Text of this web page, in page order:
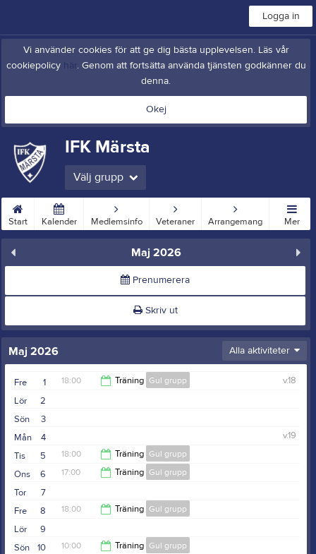
Logga in
Vi använder cookies för att ge dig bästa upplevelsen. Läs vår
cookiepolicy här. Genom att fortsätta använda tjänsten godkänner du
denna.
Okej
IFK Märsta
Välj grupp
Start Kalender Medlemsinfo Veteraner Arrangemang Mer
Maj 2026
Prenumerera
Skriv ut
Maj 2026 Alla aktiviteter
1
Fre v.18
18:00 Träning Gul grupp
2
Lör
3
Sön
4
Mån
v.19
5
Tis 18:00 Träning Gul grupp
6
Ons 17:00 Träning Gul grupp
18:30
7
Tor
8
Fre 18:00 Träning Gul grupp
19:30
9
Lör
10
Sön 10:00 Träning Gul grupp